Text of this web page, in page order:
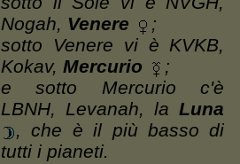
Nogah, Venere
;
sotto Venere vi è KVKB,
Kokav, Mercurio
;
e sotto Mercurio c'è
LBNH, Levanah, laLuna
, che è il più basso di
tutti i pianeti.